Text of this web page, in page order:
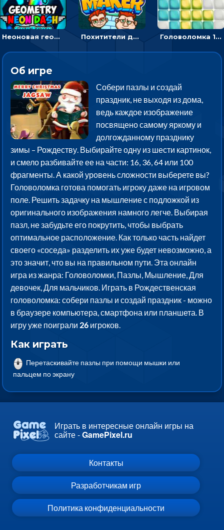
Неоновая геометрия: прыгай через препятствия и собирай шары Похитители денег: управляйте друзьями и соберите все мешки с долларами Головоломка 10х10
Об игре
Собери пазлы и создай
праздник, не выходя из дома,
ведь каждое изображение
посвящено самому яркому и
долгожданному празднику
зимы – Рождеству. Выбирайте одну из шести картинок,
и смело разбивайте ее на части: 16, 36, 64 или 100
фрагменты. А какой уровень сложности выберете вы?
Головоломка готова помогать игроку даже на игровом
поле. Решить задачку на мышление с подложкой из
оригинального изображения намного легче. Выбирая
пазл, не забудьте его покрутить, чтобы выбрать
оптимальное расположение. Как только часть найдет
своего «соседа» разделить их уже будет невозможно, а
это значит, что вы на правильном пути. Эта онлайн
игра из жанра: Головоломки, Пазлы, Мышление, Для
девочек, Для мальчиков. Играть в Рождественская
головоломка: собери пазлы и создай праздник - можно
в браузере компьютера, смартфона или планшета. В
игру уже поиграли 26 игроков.
Как играть
Перетаскивайте пазлы при помощи мышки или
пальцем по экрану
Играть в интересные онлайн игры на
сайте -GamePixel.ru
Контакты
Разработчикам игр
Политика конфиденциальности